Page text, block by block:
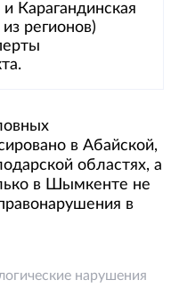
Карагандинская
регионов)
в Абайской,
областях, а
в Шымкенте не
в
нарушения